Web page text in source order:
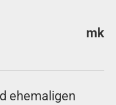
mk
ehemaligen